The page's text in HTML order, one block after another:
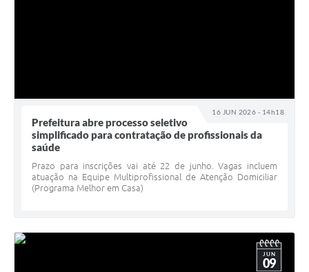
16 JUN 2026 - 14h18
Prefeitura abre processo seletivo
simplificado para contratação de profissionais da
saúde
Prazo para inscrições vai até 22 de junho. Vagas incluem
atuação na Equipe Multiprofissional de Atenção Domiciliar
(Programa Melhor em Casa)
JUN
09